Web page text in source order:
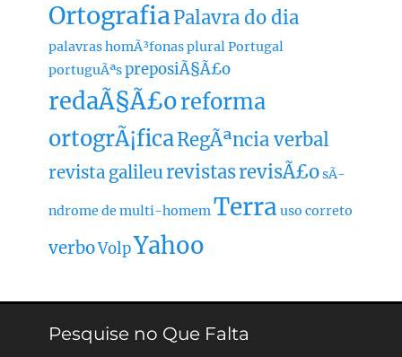
OrtografiaPalavra do dia
palavras homÃ³fonaspluralPortugal
portuguÃªspreposiÃ§Ã£o
redaÃ§Ã£oreforma
ortogrÃ¡ficaRegÃªncia verbal
revista galileurevistasrevisÃ£osÃ­
ndrome de multi-homemTerra uso correto
verboVolpYahoo
Pesquise no Que Falta